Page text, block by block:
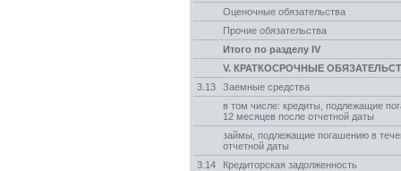
Оценочные обязательства
Прочие обязательства
Итого по разделу IV
V. КРАТКОСРОЧНЫЕ
3.13
Заемные средства
в том числе: кредиты, подлежащие
12 месяцев после отчетной даты
займы, подлежащие погашению в
отчетной даты
3.14
Кредиторская задолженность